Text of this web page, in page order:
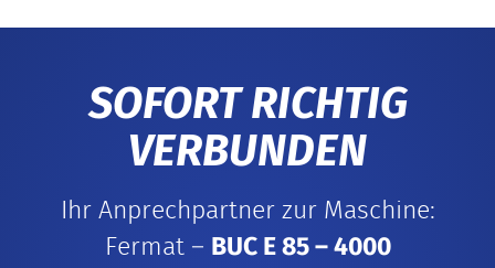
SOFORT RICHTIG
VERBUNDEN
Ihr Anprechpartner zur Maschine:
Fermat – BUC E 85 – 4000